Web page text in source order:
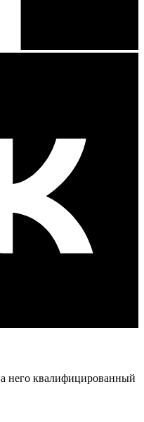
него квалифицированный